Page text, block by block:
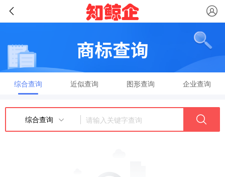
综合查询 近似查询 图形查询 企业查询
综合查询